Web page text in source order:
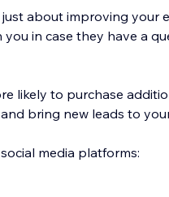
about improving your
in case they have a
likely to purchase
bring new leads to
media platforms: